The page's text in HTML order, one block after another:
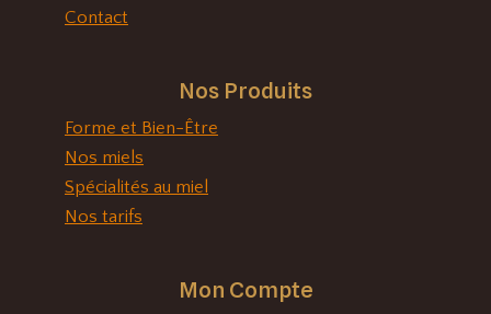
Contact
Nos Produits
Forme et Bien-Être
Nos miels
Spécialités au miel
Nos tarifs
Mon Compte